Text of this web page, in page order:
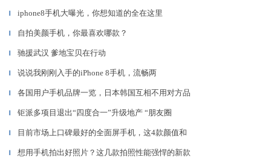
▎ iphone8手机大曝光，你想知道的全在这里
▎ 自拍美颜手机，你最喜欢哪款？
▎ 驰援武汉 爹地宝贝在行动
▎ 说说我刚刚入手的iPhone 8手机，流畅两
▎ 各国用户手机品牌一览，日本韩国互相不用对方品
▎ 钜派多项目退出“四度合一”升级地产 “朋友圈
▎ 目前市场上口碑最好的全面屏手机，这4款颜值和
▎ 想用手机拍出好照片？这几款拍照性能强悍的新款